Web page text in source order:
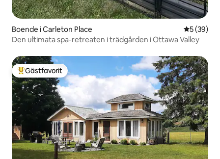
Boende i Carleton Place 5 av 5 i
5 (39)
Den ultimata spa-retreaten i trädgården i Ottawa Valley
Populär gästfavorit
Gästfavorit